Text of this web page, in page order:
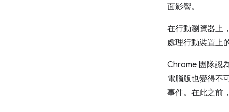
面影響。
在行動瀏覽器上，
處理行動裝置上
Chrome 團隊認
電腦版也變得不
事件。在此之前